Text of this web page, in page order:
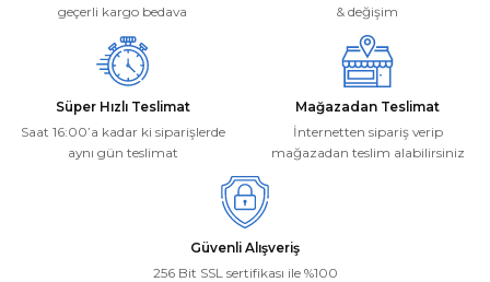
geçerli kargo bedava
& değişim
Süper Hızlı Teslimat
Saat 16:00’a kadar ki siparişlerde
aynı gün teslimat
Mağazadan Teslimat
İnternetten sipariş verip
mağazadan teslim alabilirsiniz
Güvenli Alışveriş
256 Bit SSL sertifikası ile %100